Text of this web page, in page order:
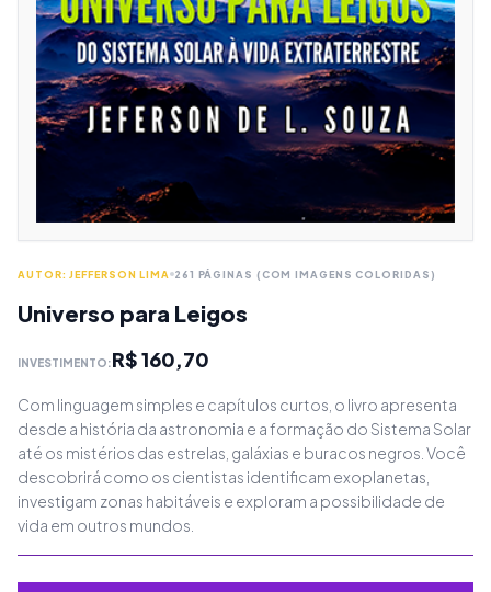
AUTOR: JEFFERSON LIMA 261 PÁGINAS (COM IMAGENS COLORIDAS)
Universo para Leigos
INVESTIMENTO:R$ 160,70
Com linguagem simples e capítulos curtos, o livro apresenta
desde a história da astronomia e a formação do Sistema Solar
até os mistérios das estrelas, galáxias e buracos negros. Você
descobrirá como os cientistas identificam exoplanetas,
investigam zonas habitáveis e exploram a possibilidade de
vida em outros mundos.